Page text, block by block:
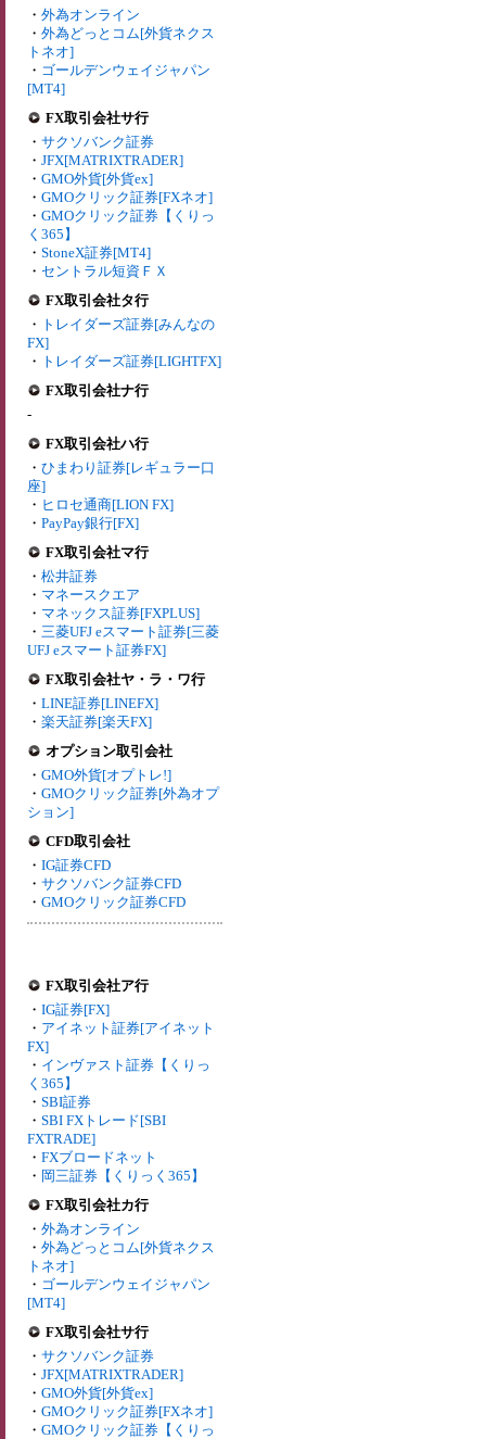
・ 外為オンライン
・ 外為どっとコム[外貨ネクス
トネオ]
・ ゴールデンウェイジャパン
[MT4]
FX取引会社サ行
・ サクソバンク証券
・ JFX[MATRIXTRADER]
・ GMO外貨[外貨ex]
・ GMOクリック証券[FXネオ]
・ GMOクリック証券【くりっ
く365】
・ StoneX証券[MT4]
・ セントラル短資ＦＸ
FX取引会社タ行
・ トレイダーズ証券[みんなの
FX]
・ トレイダーズ証券[LIGHTFX]
FX取引会社ナ行
-
FX取引会社ハ行
・ ひまわり証券[レギュラー口
座]
・ ヒロセ通商[LION FX]
・ PayPay銀行[FX]
FX取引会社マ行
・ 松井証券
・ マネースクエア
・ マネックス証券[FXPLUS]
・ 三菱UFJ eスマート証券[三菱
UFJ eスマート証券FX]
FX取引会社ヤ・ラ・ワ行
・ LINE証券[LINEFX]
・ 楽天証券[楽天FX]
オプション取引会社
・ GMO外貨[オプトレ!]
・ GMOクリック証券[外為オプ
ション]
CFD取引会社
・ IG証券CFD
・ サクソバンク証券CFD
・ GMOクリック証券CFD
FX取引会社ア行
・ IG証券[FX]
・ アイネット証券[アイネット
FX]
・ インヴァスト証券【くりっ
く365】
・ SBI証券
・ SBI FXトレード[SBI
FXTRADE]
・ FXブロードネット
・ 岡三証券【くりっく365】
FX取引会社カ行
・ 外為オンライン
・ 外為どっとコム[外貨ネクス
トネオ]
・ ゴールデンウェイジャパン
[MT4]
FX取引会社サ行
・ サクソバンク証券
・ JFX[MATRIXTRADER]
・ GMO外貨[外貨ex]
・ GMOクリック証券[FXネオ]
・ GMOクリック証券【くりっ